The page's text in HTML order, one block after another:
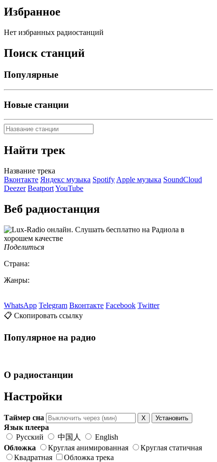
Избранное
Нет избранных радиостанций
Поиск станций
Популярные
Новые станции
Найти трек
Название трека
Вконтакте Яндекс музыка Spotify Apple музыка SoundCloud
Deezer BeatportYouTube
Веб радиостанция
Поделиться
Страна:
Жанры:
WhatsApp Telegram Вконтакте Facebook Twitter
📋 Скопировать ссылку
Популярное на радио
О радиостанции
Настройки
Таймер сна X Установить
Язык плеера
Русский
中国人
English
Обложка
Круглая анимированная
Круглая статичная
Квадратная
Обложка трека